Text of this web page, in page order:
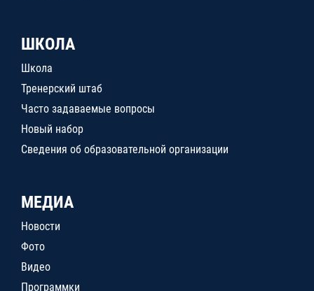
ШКОЛА
Школа
Тренерский штаб
Часто задаваемые вопросы
Новый набор
Сведения об образовательной организации
МЕДИА
Новости
Фото
Видео
Программки